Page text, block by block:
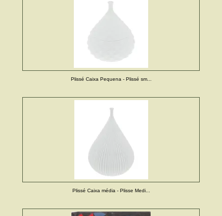
Plissé Caixa Pequena - Plissé sm...
Plissé Caixa média - Plisse Medi...